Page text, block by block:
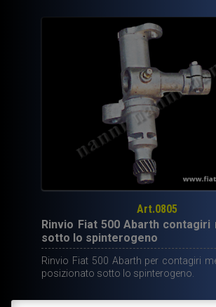
Art.0805
Rinvio Fiat 500 Abarth contagiri
sotto lo spinterogeno
Rinvio Fiat 500 Abarth per contagiri
posizionato sotto lo spinterogeno.